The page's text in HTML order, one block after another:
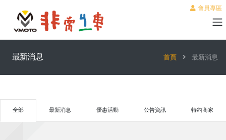
會員專區
最新消息 首頁 最新消息
全部 最新消息 優惠活動 公告資訊 特約商家